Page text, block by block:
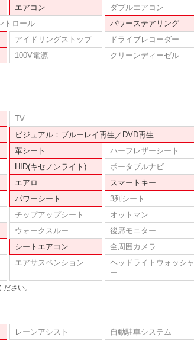
エアコン
ダブルエアコン
トロール
パワーステアリング
アイドリングストップ
ドライブレコーダー
100V電源
クリーンディーゼル
TV
ビジュアル：ブルーレイ再生／DVD再生
革シート
ハーフレザーシート
HID(キセノンライト)
ポータブルナビ
エアロ
スマートキー
パワーシート
3列シート
チップアップシート
オットマン
ウォークスルー
後席モニター
シートエアコン
全周囲カメラ
エアサスペンション
ヘッドライトウォッシャ
ー
さい。
レーンアシスト
自動駐車システム